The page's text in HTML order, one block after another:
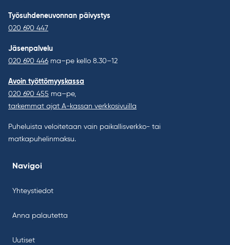
Työsuhdeneuvonnan päivystys
020 690 447
Jäsenpalvelu
020 690 446 ma–pe kello 8.30–12
Avoin työttömyyskassa
020 690 455 ma–pe,
tarkemmat ajat A-kassan verkkosivuilla
Puheluista veloitetaan vain paikallisverkko- tai
matkapuhelinmaksu.
Navigoi
Yhteystiedot
Anna palautetta
Uutiset